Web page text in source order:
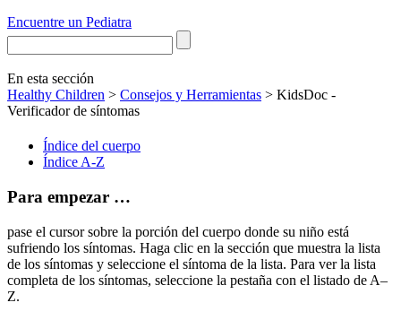
Encuentre un Pediatra
En esta sección
Healthy Children > Consejos y Herramientas > KidsDoc -
Verificador de síntomas
Índice del cuerpo
Índice A-Z
Para empezar …
pase el cursor sobre la porción del cuerpo donde su niño está
sufriendo los síntomas. Haga clic en la sección que muestra la lista
de los síntomas y seleccione el síntoma de la lista. Para ver la lista
completa de los síntomas, seleccione la pestaña con el listado de A–
Z.